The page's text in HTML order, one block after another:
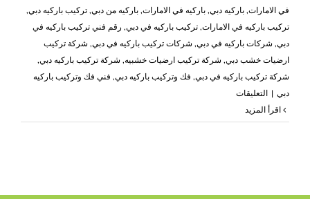
في الامارات, باركيه دبي, باركيه في الامارات, باركيه من دبي, تركيب باركيه دبي,
تركيب باركيه في الامارات, تركيب باركيه في دبي, رقم فني تركيب باركيه في
دبي, شركات باركيه في دبي, شركات تركيب باركيه في دبي, شركة تركيب
ارضيات خشب دبي, شركة تركيب ارضيات خشبيه, شركة تركيب باركيه دبي,
شركة تركيب باركيه في دبي, فك وتركيب باركيه دبي, فني فك وتركيب باركيه
دبي | التعليقاتعلى
تركيب